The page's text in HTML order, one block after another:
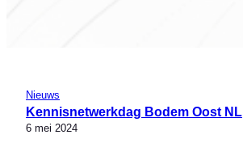
Nieuws
Kennisnetwerkdag Bodem Oost NL
6 mei 2024